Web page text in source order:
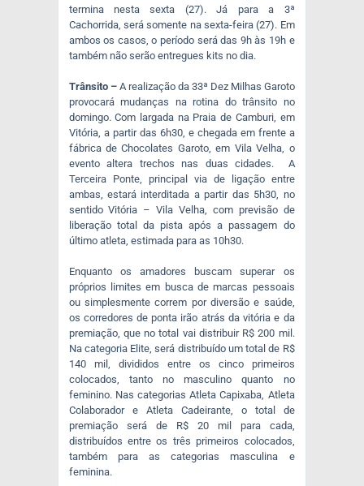
termina nesta sexta (27). Já para a 3ª
Cachorrida, será somente na sexta-feira (27). Em
ambos os casos, o período será das 9h às 19h e
também não serão entregues kits no dia.
Trânsito –A realização da 33ª Dez Milhas Garoto
provocará mudanças na rotina do trânsito no
domingo. Com largada na Praia de Camburi, em
Vitória, a partir das 6h30, e chegada em frente a
fábrica de Chocolates Garoto, em Vila Velha, o
evento altera trechos nas duas cidades. A
Terceira Ponte, principal via de ligação entre
ambas, estará interditada a partir das 5h30, no
sentido Vitória – Vila Velha, com previsão de
liberação total da pista após a passagem do
último atleta, estimada para as 10h30.
Enquanto os amadores buscam superar os
próprios limites em busca de marcas pessoais
ou simplesmente correm por diversão e saúde,
os corredores de ponta irão atrás da vitória e da
premiação, que no total vai distribuir R$ 200 mil.
Na categoria Elite, será distribuído um total de R$
140 mil, divididos entre os cinco primeiros
colocados, tanto no masculino quanto no
feminino. Nas categorias Atleta Capixaba, Atleta
Colaborador e Atleta Cadeirante, o total de
premiação será de R$ 20 mil para cada,
distribuídos entre os três primeiros colocados,
também para as categorias masculina e
feminina.